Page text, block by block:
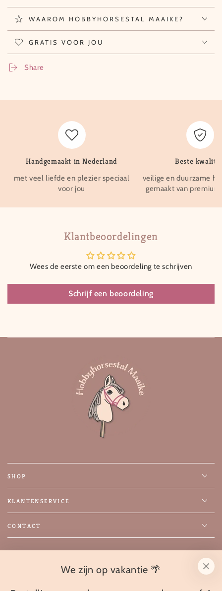
WAAROM HOBBYHORSESTAL MAAIKE?
GRATIS VOOR JOU
Share
Handgemaakt in Nederland
met veel liefde en plezier speciaal
voor jou
Beste
veilige en duurzame
gemaakt van
Klantbeoordelingen
Wees de eerste om een beoordeling te schrijven
Schrijf een beoordeling
SHOP
KLANTENSERVICE
CONTACT
FacebookInstagram
We zijn op vakantie 🌴